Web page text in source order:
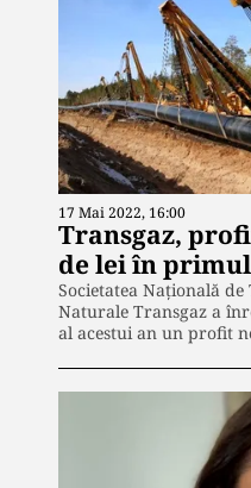
17 Mai 2022, 16:00
Transgaz,
de lei în
Societatea Naţională
Naturale Transgaz a
al acestui an un profit